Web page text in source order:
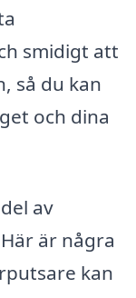
smidigt att
så du kan
och dina
av
är några
kan